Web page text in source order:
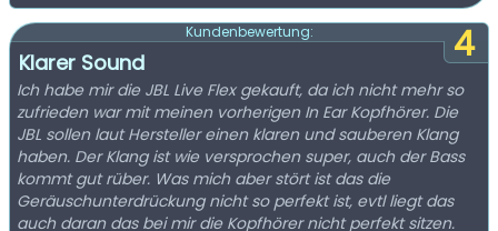
4
Kundenbewertung:
Klarer Sound
Ich habe mir die JBL Live Flex gekauft, da ich nicht mehr so
zufrieden war mit meinen vorherigen In Ear Kopfhörer. Die
JBL sollen laut Hersteller einen klaren und sauberen Klang
haben. Der Klang ist wie versprochen super, auch der Bass
kommt gut rüber. Was mich aber stört ist das die
Geräuschunterdrückung nicht so perfekt ist, evtl liegt das
auch daran das bei mir die Kopfhörer nicht perfekt sitzen.